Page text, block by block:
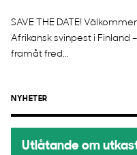
SAVE THE DATE!
Afrikansk svinpest i Finland
framåt fred...
NYHETER
Utlåtande om